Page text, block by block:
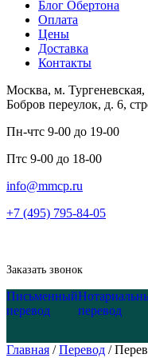
Блог Обертона
Оплата
Цены
Доставка
Контакты
Москва, м.
Бобров переулок, д. 6,
Пн-чтс 9-00 до 19-00
Птс 9-00 до 18-00
info@mmcp.ru
+7 (495) 795-84-05
Заказать звонок
Письменный
перевод
перевод
Главная / Перевод /